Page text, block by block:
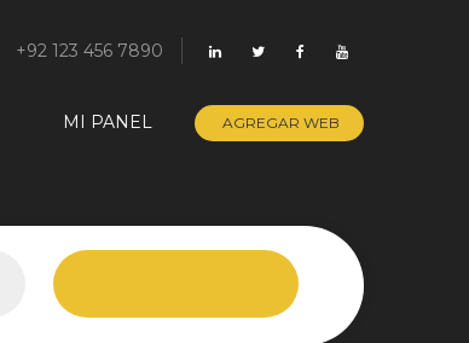
+92 123 456 7890
MI PANEL AGREGAR WEB